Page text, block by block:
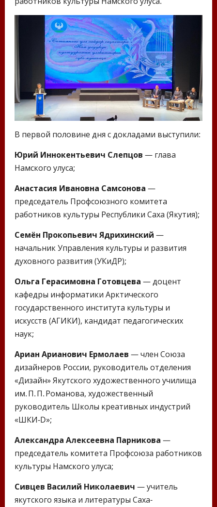
В первой половине дня с докладами выступили:
Юрий Иннокентьевич Слепцов — глава
Намского улуса;
Анастасия Ивановна Самсонова —
председатель Профсоюзного комитета
работников культуры Республики Саха (Якутия);
Семён Прокопьевич Ядрихинский —
начальник Управления культуры и развития
духовного развития (УКиДР);
Ольга Герасимовна Готовцева — доцент
кафедры информатики Арктического
государственного института культуры и
искусств (АГИКИ), кандидат педагогических
наук;
Ариан Арианович Ермолаев — член Союза
дизайнеров России, руководитель отделения
«Дизайн» Якутского художественного училища
им. П. П. Романова, художественный
руководитель Школы креативных индустрий
«ШКИ‑D»;
Александра Алексеевна Парникова —
председатель комитета Профсоюза работников
культуры Намского улуса;
Сивцев Василий Николаевич — учитель
якутского языка и литературы Саха-